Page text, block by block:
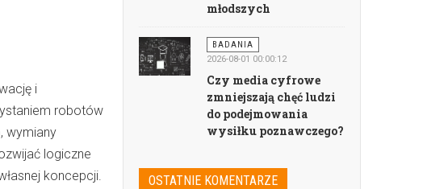
i
robotów
wymiany
logiczne
koncepcji.
młodszych
BADANIA
2026-08-01 00:00:12
Czy media cyfrowe
zmniejszają chęć ludzi
do podejmowania
wysiłku poznawczego?
OSTATNIE KOMENTARZE